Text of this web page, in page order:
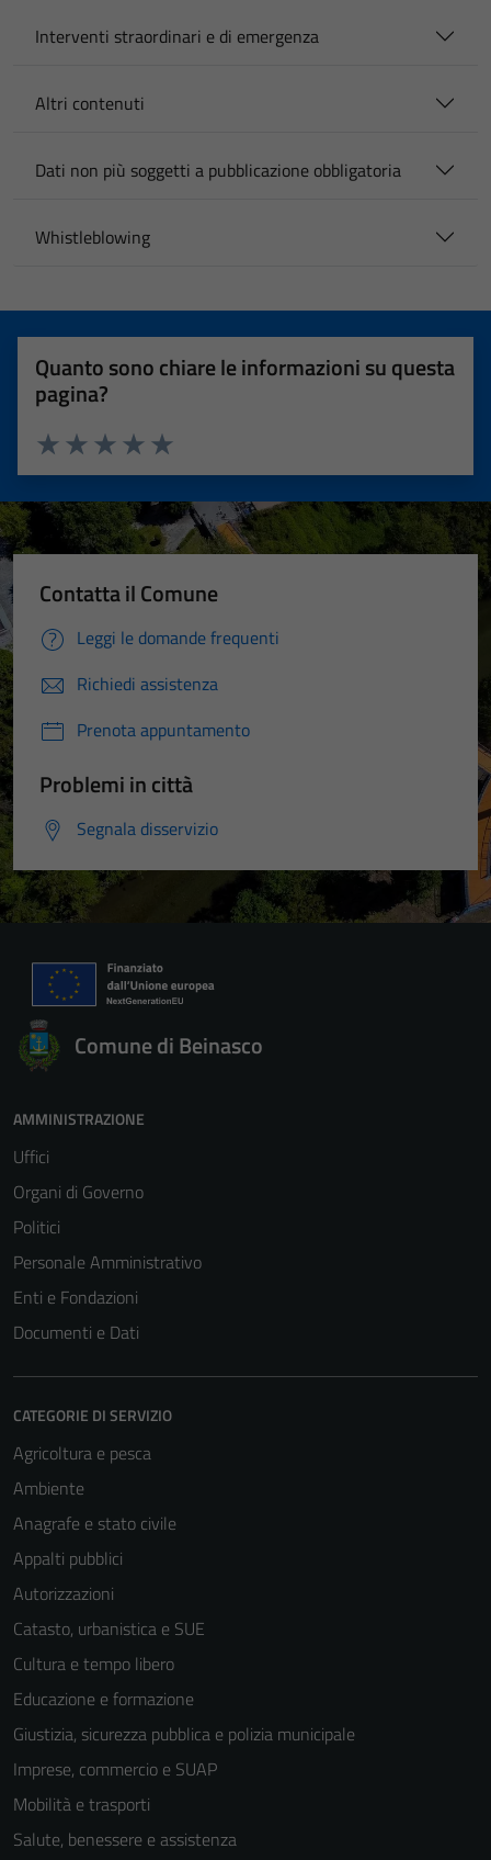
Interventi straordinari e di emergenza
Altri contenuti
Dati non più soggetti a pubblicazione obbligatoria
Whistleblowing
Quanto sono chiare le informazioni su questa
pagina?
Valuta 5 stelle su 5
Valuta 4 stelle su 5
Valuta 3 stelle su 5
Valuta 2 stelle su 5
Valuta 1 stelle su 5
Contatta il Comune
Leggi le domande frequenti
Richiedi assistenza
Prenota appuntamento
Problemi in città
Segnala disservizio
Comune di Beinasco
AMMINISTRAZIONE
Uffici
Organi di Governo
Politici
Personale Amministrativo
Enti e Fondazioni
Documenti e Dati
CATEGORIE DI SERVIZIO
Agricoltura e pesca
Ambiente
Anagrafe e stato civile
Appalti pubblici
Autorizzazioni
Catasto, urbanistica e SUE
Cultura e tempo libero
Educazione e formazione
Giustizia, sicurezza pubblica e polizia municipale
Imprese, commercio e SUAP
Mobilità e trasporti
Salute, benessere e assistenza